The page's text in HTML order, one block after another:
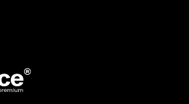
e desde que constatadas as
de uso, conforme instruções.